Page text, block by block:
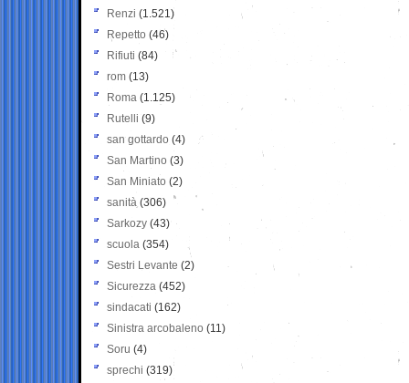
Renzi (1.521)
Repetto (46)
Rifiuti (84)
rom (13)
Roma (1.125)
Rutelli (9)
san gottardo (4)
San Martino (3)
San Miniato (2)
sanità (306)
Sarkozy (43)
scuola (354)
Sestri Levante (2)
Sicurezza (452)
sindacati (162)
Sinistra arcobaleno (11)
Soru (4)
sprechi (319)